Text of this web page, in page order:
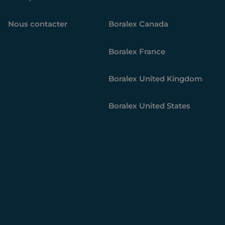
Nous contacter Boralex Canada
Boralex France
Boralex United Kingdom
Boralex United States